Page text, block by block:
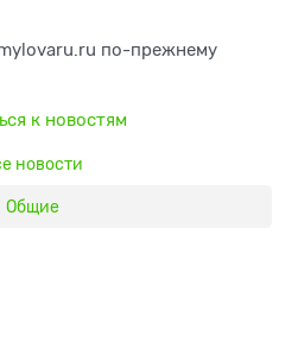
по-прежнему
к новостям
новости
Общие